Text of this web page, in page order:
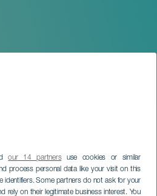
our 14 partnersuse cookies or similar
process personal data like your visit on this
identifiers. Some partners do not ask for your
rely on their legitimate business interest. You
Zaal Group ft.
Antonio